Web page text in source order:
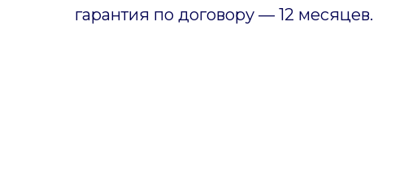
гарантия по договору — 12 месяцев.